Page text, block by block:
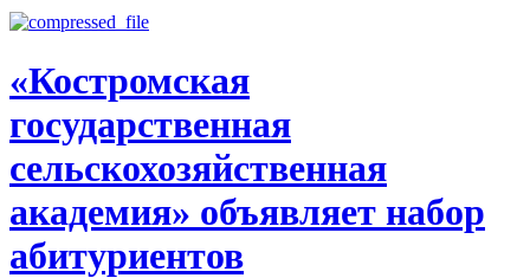
«Костромская
государственная
сельскохозяйственная
академия» объявляет набор
абитуриентов